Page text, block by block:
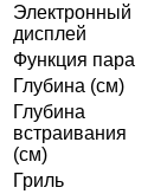
Электронный
дисплей
Функция пара
Глубина (см)
Глубина
встраивания
(см)
Гриль